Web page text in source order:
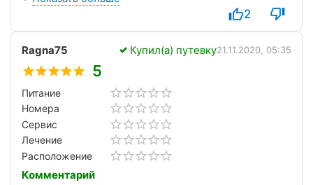
2
Ragna75 Купил(а) путевку21.11.2020, 05:35
5
Питание
Номера
Сервис
Лечение
Расположение
Комментарий